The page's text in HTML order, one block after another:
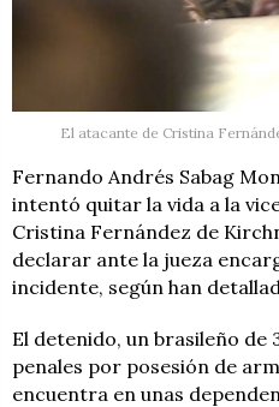
El atacante de Cristina
Fernando Andrés Sabag
intentó quitar la vida a la
Cristina Fernández de
declarar ante la jueza
incidente, según han
El detenido, un brasileño de
penales por posesión de
encuentra en unas